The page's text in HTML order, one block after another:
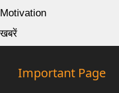
Motivation
खबरें
Important Page